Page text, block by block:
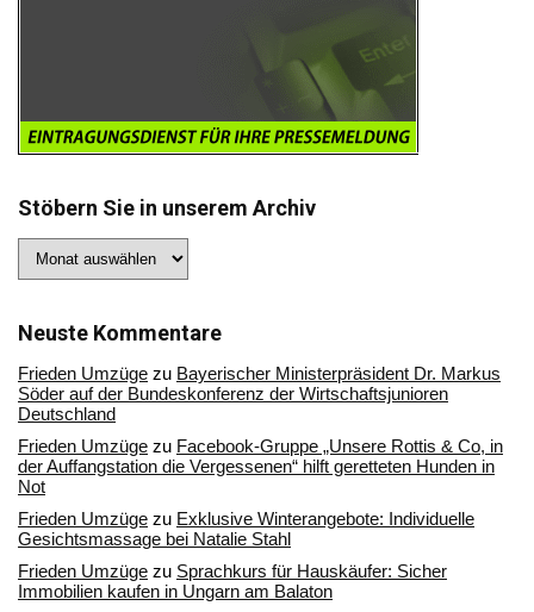
Stöbern Sie in unserem Archiv
Sie
Archiv
Neuste Kommentare
Frieden Umzüge zu Bayerischer Ministerpräsident Dr. Markus
Söder auf der Bundeskonferenz der Wirtschaftsjunioren
Deutschland
Frieden Umzüge zu Facebook-Gruppe „Unsere Rottis & Co, in
der Auffangstation die Vergessenen“ hilft geretteten Hunden in
Not
Frieden Umzüge zu Exklusive Winterangebote: Individuelle
Gesichtsmassage bei Natalie Stahl
Frieden Umzüge zu Sprachkurs für Hauskäufer: Sicher
Immobilien kaufen in Ungarn am Balaton